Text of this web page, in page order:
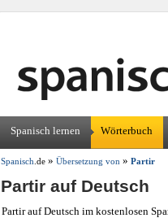
Spanisch lernen Wörterbuch
Spanisch .de » Übersetzung von » Partir
Partir auf Deutsch
Partir auf Deutsch im kostenlosen